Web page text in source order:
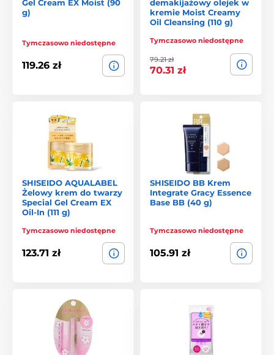
Gel Cream EX Moist (90
g)
Tymczasowo niedostępne
119.26 zł
demakijażowy olejek w
kremie Moist Creamy
Oil Cleansing (110 g)
Tymczasowo niedostępne
79.21 zł
70.31 zł
SHISEIDO AQUALABEL
Żelowy krem do twarzy
Special Gel Cream EX
Oil-In (111 g)
Tymczasowo niedostępne
123.71 zł
SHISEIDO BB Krem
Integrate Gracy Essence
Base BB (40 g)
Tymczasowo niedostępne
105.91 zł